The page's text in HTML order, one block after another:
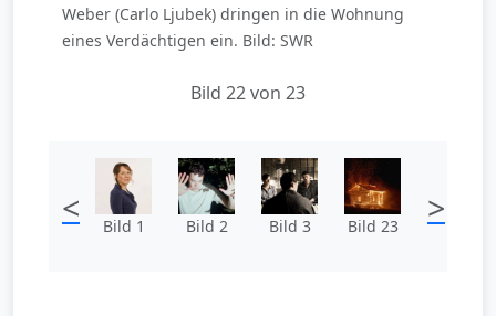
Weber (Carlo Ljubek) dringen in die Wohnung
eines Verdächtigen ein. Bild: SWR
Bild 22 von 23
< Bild 1 Bild 2 Bild 3 Bild 23 >